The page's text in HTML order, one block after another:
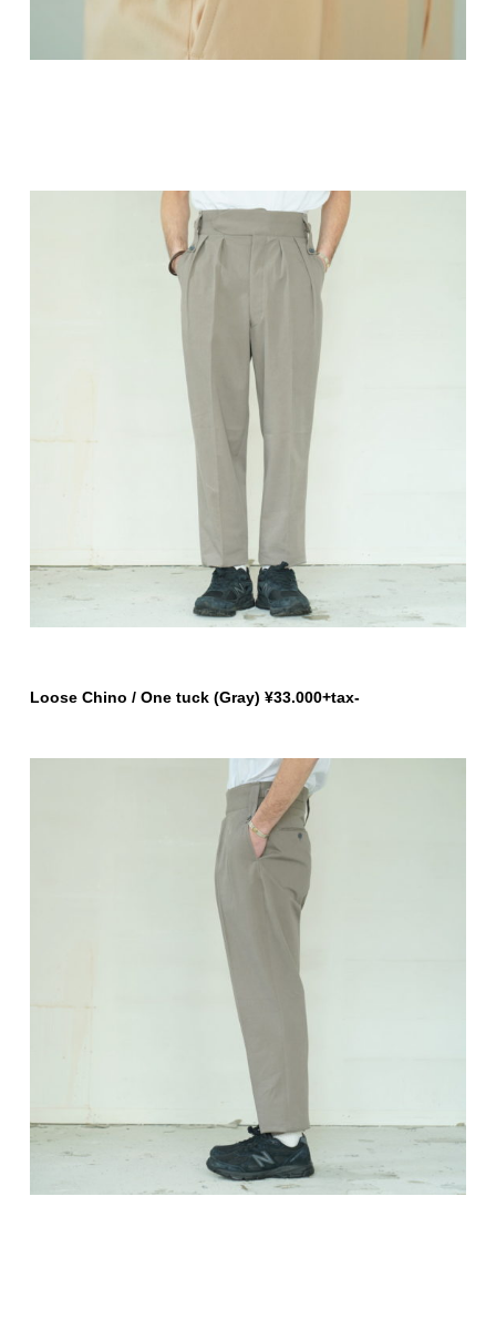
Loose Chino / One tuck (Gray) ¥33.000+tax-